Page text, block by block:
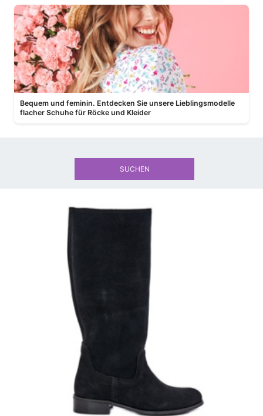
Bequem und feminin. Entdecken Sie unsere Lieblingsmodelle
flacher Schuhe für Röcke und Kleider
SUCHEN